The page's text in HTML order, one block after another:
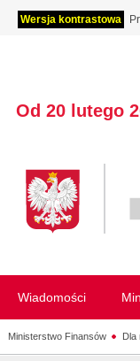
Wersja kontrastowa
Od 20 lutego
Wiadomości
Ministerstwo Finansów Dla